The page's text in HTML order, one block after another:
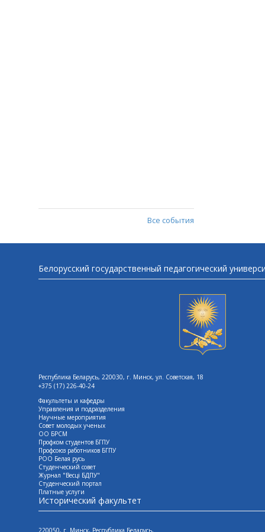
Все события
Белорусский государственный педагогический
Республика Беларусь, 220030, г. Минск, ул. Советская, 18
+375 (17) 226-40-24
Факультеты и кафедры
Управления и подразделения
Научные мероприятия
Совет молодых ученых
ОО БРСМ
Профком студентов БГПУ
Профсоюз работников БГПУ
РОО Белая русь
Студенческий совет
Журнал "Весцi БДПУ"
Студенческий портал
Платные услуги
Исторический факультет
220050, г. Минск, Республика Беларусь,